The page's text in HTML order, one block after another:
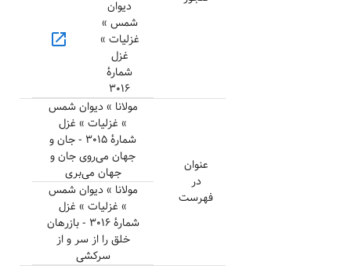
دیوان
شمس »
غزلیات »
غزل
شمارهٔ
۳۰۱۶
open_in_new
عنوان
در
فهرست
مولانا » دیوان شمس
» غزلیات » غزل
شمارهٔ ۳۰۱۵ - جان و
جهان می‌روی جان و
جهان می‌بری
مولانا » دیوان شمس
» غزلیات » غزل
شمارهٔ ۳۰۱۶ - بازرهان
خلق را از سر و از
سرکشی